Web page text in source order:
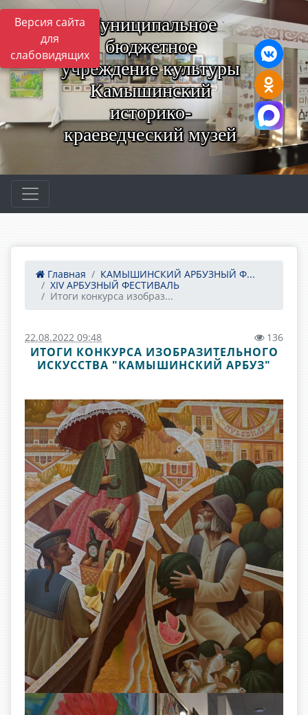
Версия сайта
для
слабовидящих
Муниципальное
бюджетное
учреждение культуры
Камышинский
историко-
краеведческий музей
Главная
КАМЫШИНСКИЙ АРБУЗНЫЙ Ф...
ХIV АРБУЗНЫЙ ФЕСТИВАЛЬ
Итоги конкурса изобраз...
22.08.2022 09:48 136
ИТОГИ КОНКУРСА ИЗОБРАЗИТЕЛЬНОГО
ИСКУССТВА "КАМЫШИНСКИЙ АРБУЗ"